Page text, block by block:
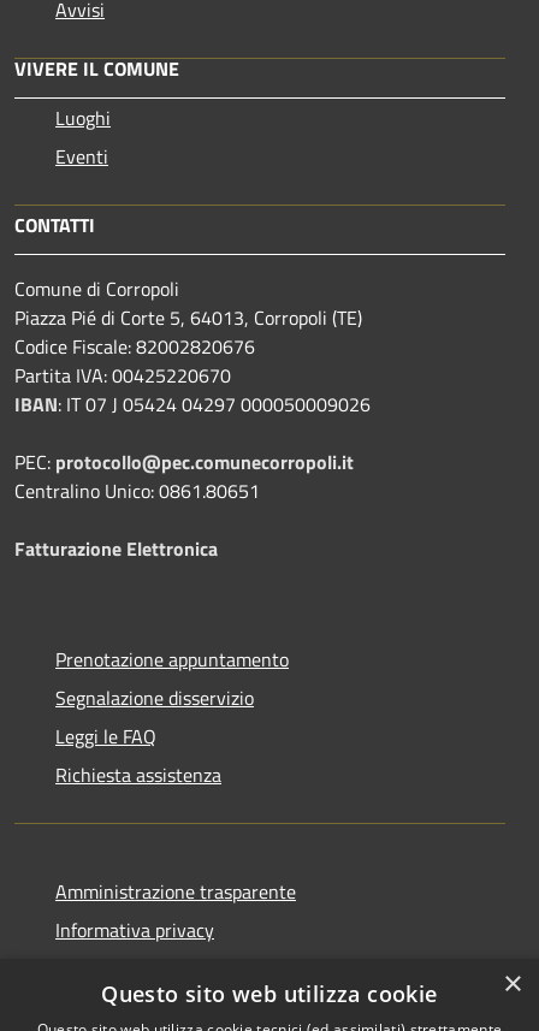
Avvisi
VIVERE IL COMUNE
Luoghi
Eventi
CONTATTI
Comune di Corropoli
Piazza Pié di Corte 5, 64013, Corropoli (TE)
Codice Fiscale: 82002820676
Partita IVA: 00425220670
IBAN: IT 07 J 05424 04297 000050009026
PEC: protocollo@pec.comunecorropoli.it
Centralino Unico: 0861.80651
Fatturazione Elettronica
Prenotazione appuntamento
Segnalazione disservizio
Leggi le FAQ
Richiesta assistenza
Amministrazione trasparente
Informativa privacy
Dichiarazione di accessibilità
×
Questo sito web utilizza cookie